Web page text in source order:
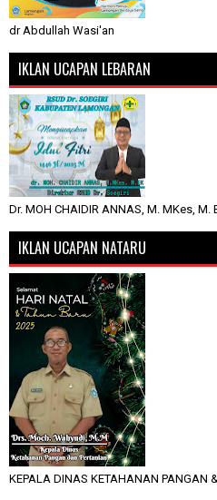
dr Abdullah Wasi'an
IKLAN UCAPAN LEBARAN
Dr. MOH CHAIDIR ANNAS, M. MKes, M.
IKLAN UCAPAN NATARU
KEPALA DINAS KETAHANAN PANGAN